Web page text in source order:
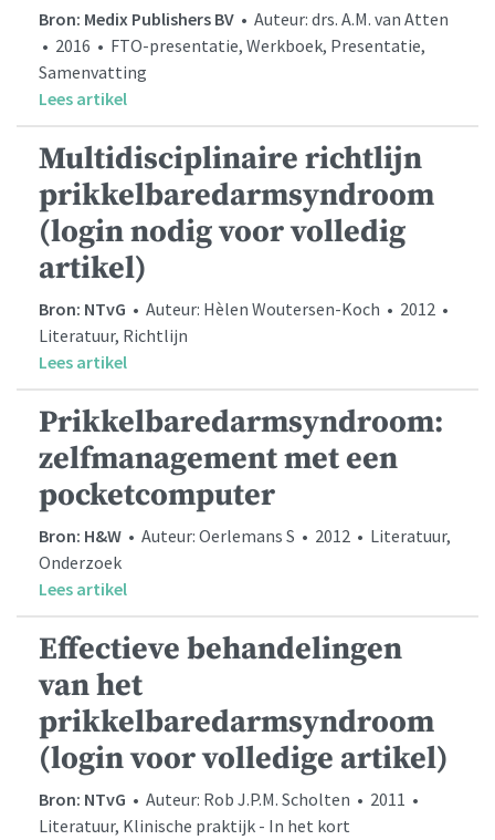
Bron: Medix Publishers BV • Auteur: drs. A.M. van Atten
• 2016 • FTO-presentatie, Werkboek, Presentatie,
Samenvatting
Lees artikel
Multidisciplinaire richtlijn
prikkelbaredarmsyndroom
(login nodig voor volledig
artikel)
Bron: NTvG • Auteur: Hèlen Woutersen-Koch • 2012 •
Literatuur, Richtlijn
Lees artikel
Prikkelbaredarmsyndroom:
zelfmanagement met een
pocketcomputer
Bron: H&W • Auteur: Oerlemans S • 2012 • Literatuur,
Onderzoek
Lees artikel
Effectieve behandelingen
van het
prikkelbaredarmsyndroom
(login voor volledige artikel)
Bron: NTvG • Auteur: Rob J.P.M. Scholten • 2011 •
Literatuur, Klinische praktijk - In het kort